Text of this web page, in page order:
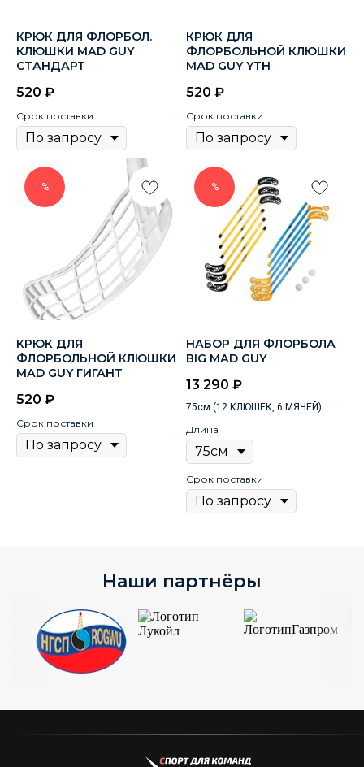
КРЮК ДЛЯ ФЛОРБОЛ.
КЛЮШКИ МАD GUY
СТАНДАРТ
520 ₽
Срок поставки
КРЮК ДЛЯ
ФЛОРБОЛЬНОЙ КЛЮШКИ
МАD GUY YТН
520 ₽
Срок поставки
%
КРЮК ДЛЯ
ФЛОРБОЛЬНОЙ КЛЮШКИ
МАD GUY ГИГАНТ
520 ₽
Срок поставки
%
НАБОР ДЛЯ ФЛОРБОЛА
ВIG МАD GUY
13 290 ₽
75см (12 КЛЮШЕК, 6 МЯЧЕЙ)
Длина
Срок поставки
Наши партнёры